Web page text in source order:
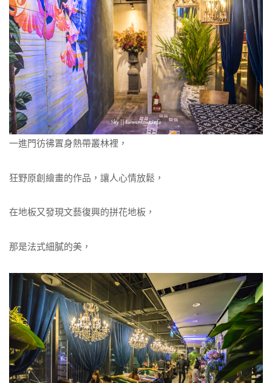
一進門彷彿置身熱帶叢林裡，
狂野原創繪畫的作品，讓人心情放鬆，
在地板又發現文藝復興的拼花地板，
那是法式細膩的美，